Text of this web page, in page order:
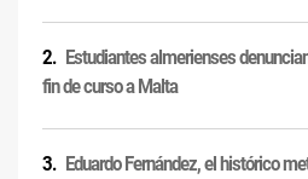
Estudiantes almerienses
fin de curso a Malta
Eduardo Fernández, el histórico